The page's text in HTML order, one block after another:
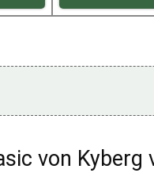
von Kyberg